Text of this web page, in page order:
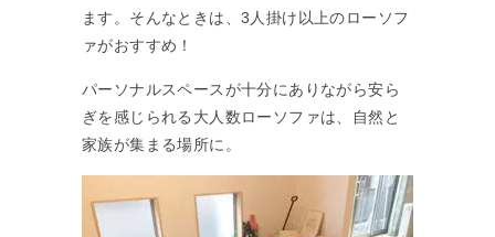
ます。そんなときは、3人掛け以上のローソフ
ァがおすすめ！
パーソナルスペースが十分にありながら安ら
ぎを感じられる大人数ローソファは、自然と
家族が集まる場所に。